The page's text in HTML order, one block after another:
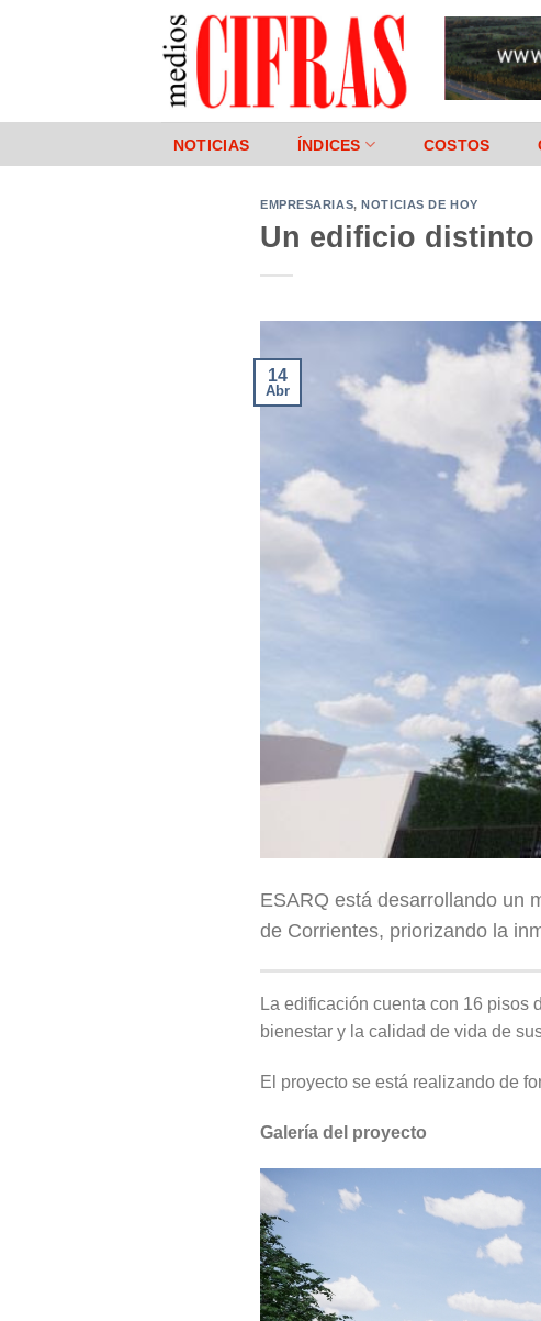
NOTICIAS ÍNDICES COSTOS
EMPRESARIAS,NOTICIAS DE HOY
Un edificio
14
Abr
ESARQ está desarrollando un
de Corrientes, priorizando la
La edificación cuenta con 16 pisos
bienestar y la calidad de vida de
El proyecto se está realizando de
Galería del proyecto